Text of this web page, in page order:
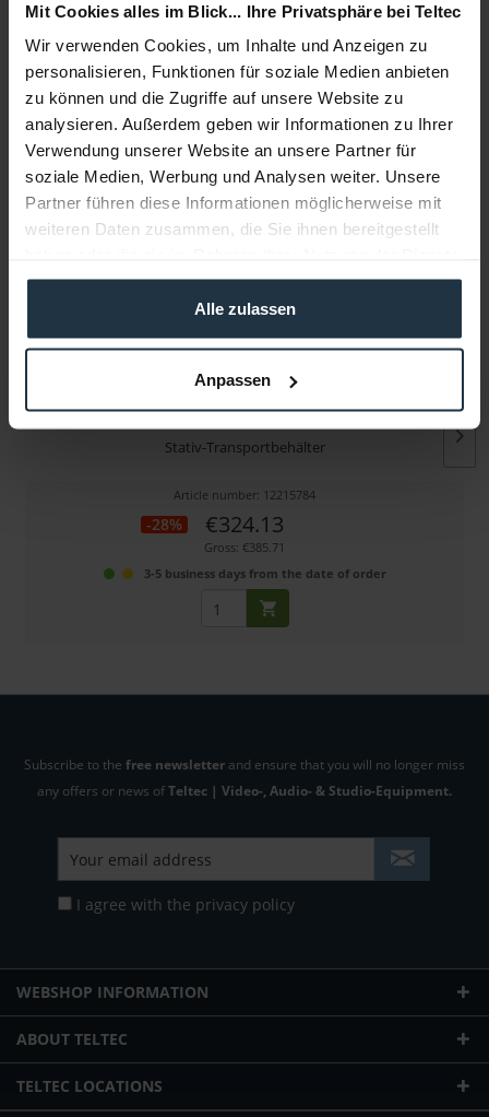
Mit Cookies alles im Blick... Ihre Privatsphäre bei Teltec
Wir verwenden Cookies, um Inhalte und Anzeigen zu
personalisieren, Funktionen für soziale Medien anbieten
zu können und die Zugriffe auf unsere Website zu
analysieren. Außerdem geben wir Informationen zu Ihrer
Verwendung unserer Website an unsere Partner für
soziale Medien, Werbung und Analysen weiter. Unsere
Partner führen diese Informationen möglicherweise mit
weiteren Daten zusammen, die Sie ihnen bereitgestellt
gesammelt haben.
Alle zulassen
Anpassen
Media
Manufacturer & Product Safety Information
Folgende Infos zum Hersteller sind verfübar......more
More articles from +++ Sachtler +++ look at
Stativ-Transportbehälter
Article number: 12215784
-28% €324.13
Gross: €385.71
3-5 business days from the date of order
Subscribe to the free newsletter and ensure that you will no longer miss
any offers or news ofTeltec | Video-, Audio- & Studio-Equipment.
I agree with the privacy policy
WEBSHOP INFORMATION
ABOUT TELTEC
TELTEC LOCATIONS